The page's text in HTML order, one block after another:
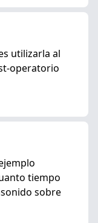
utilizarla al
operatorio
tiempo
sobre